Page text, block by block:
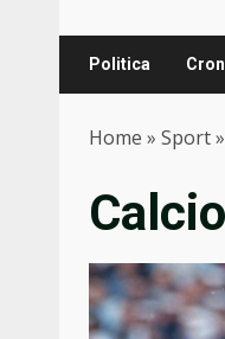
Politica
Home » Sport»
Calcio